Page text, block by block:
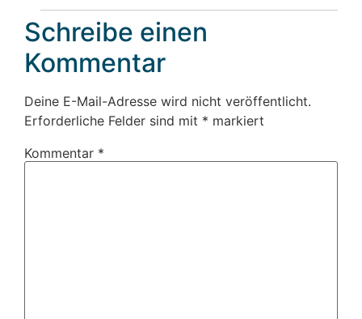
Schreibe einen
Kommentar
Deine E-Mail-Adresse wird nicht veröffentlicht.
Erforderliche Felder sind mit * markiert
Kommentar *